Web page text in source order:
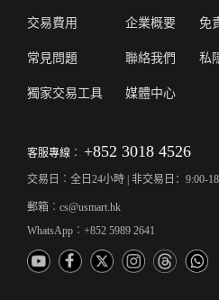
交易費用
常見問題
獨家交易工具
企業概要
聯絡我們
媒體中心
免
私
客服專線︰ +852 3018 4526
交易日︰全日24小時 | 非交易日：9:00-
郵箱︰cs@usmart.hk
WhatsApp︰+852 5989 2641